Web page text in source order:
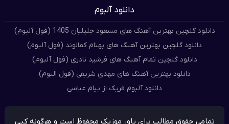
دانلود آلبوم
دانلود گلچین بهترین آهنگ های مسعود جلیلیان 1405 (فول آلبوم)
دانلود گلچین بهترین آهنگ های بهنام کمالوند (فول آلبوم)
دانلود گلچین تمام آهنگ های فرشید نادری (فول آلبوم)
دانلود بهترین آهنگ های مهدی شریفی (فول البوم)
دانلود آلبوم فریک از پیام عباسی
تمامی حقوق مطالب برای پاور موزیک محفوظ است و هرگونه کپی